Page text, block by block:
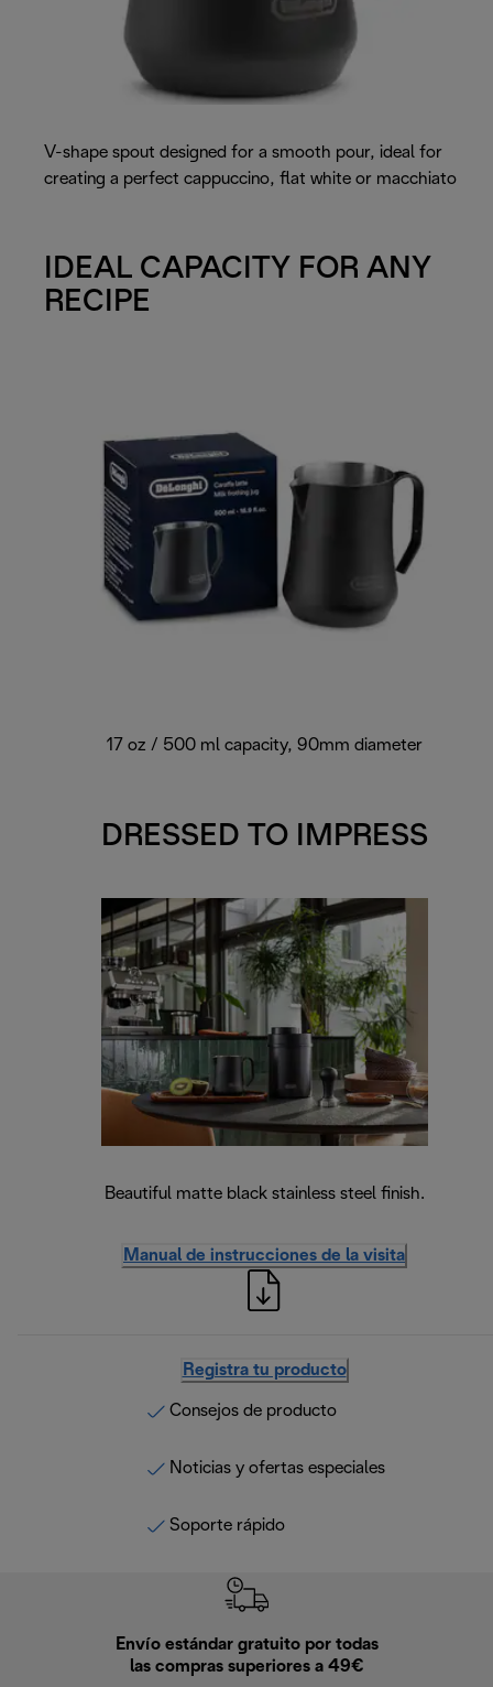
V-shape spout designed for a smooth pour, ideal for
creating a perfect cappuccino, flat white or macchiato
IDEAL CAPACITY FOR ANY
RECIPE
17 oz / 500 ml capacity, 90mm diameter
DRESSED TO IMPRESS
Beautiful matte black stainless steel finish.
Manual de instrucciones de la visita
Registra tu producto
Consejos de producto
Noticias y ofertas especiales
Soporte rápido
Envío estándar gratuito por todas
las compras superiores a 49€